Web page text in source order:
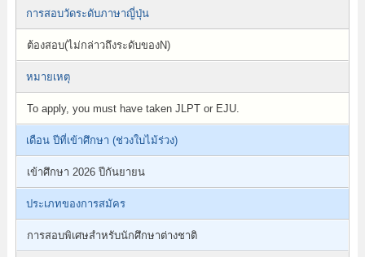
การสอบวัดระดับภาษาญี่ปุ่น
ต้องสอบ(ไม่กล่าวถึงระดับของN)
หมายเหตุ
To apply, you must have taken JLPT or EJU.
เดือน ปีที่เข้าศึกษา (ช่วงใบไม้ร่วง)
เข้าศึกษา 2026 ปีกันยายน
ประเภทของการสมัคร
การสอบพิเศษสำหรับนักศึกษาต่างชาติ